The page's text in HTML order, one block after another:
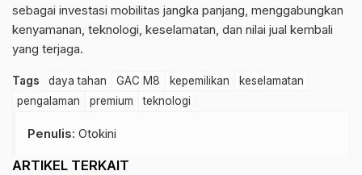
sebagai investasi mobilitas jangka panjang, menggabungkan
kenyamanan, teknologi, keselamatan, dan nilai jual kembali
yang terjaga.
Tags daya tahan GAC M8 kepemilikan
keselamatan
pengalaman
premium teknologi
Penulis: Otokini
ARTIKEL TERKAIT